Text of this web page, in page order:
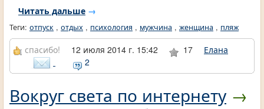
Читать дальше →
Теги: отпуск , отдых , психология , мужчина , женщина , пляж
спасибо! 12 июля 2014 г. 15:42 17
Елана
2
Вокруг света по интернету→